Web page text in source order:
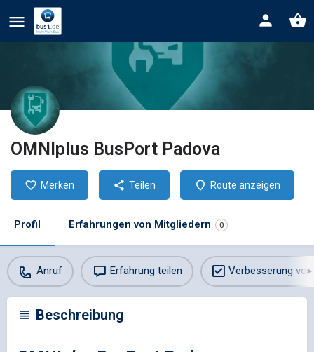
OMNIplus BusPort Padova
Merken Teilen Route anzeigen
Profil Erfahrungen von Mitgliedern 0
Anruf Erfahrung teilen Verbesserung
Beschreibung